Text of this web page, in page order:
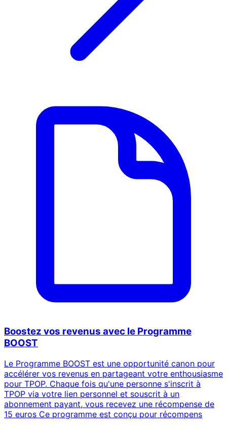
Boostez vos revenus avec le Programme
BOOST
Le Programme BOOST est une opportunité canon pour
accélérer vos revenus en partageant votre enthousiasme
pour TPOP. Chaque fois qu'une personne s'inscrit à
TPOP via votre lien personnel et souscrit à un
abonnement payant, vous recevez une récompense de
15 euros Ce programme est conçu pour récompens